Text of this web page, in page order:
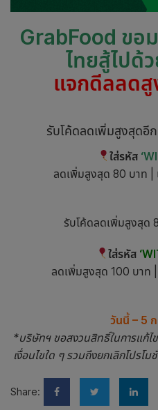
GrabFood ขอ
ไทยสู้ไปด้
แจกดีลลด
รับโค้ดลดเพิ่มสูงสุดอี
ใส่รหัส
ลดเพิ่มสูงสุด 80 บาท |
รับโค้ดลดเพิ่มสูงสุด
ใส่รหัส
ลดเพิ่มสูงสุด 100 บาท
วันนี้ – 5
*บริษัทฯ ขอสงวนสิทธิ์ในการแก้
เงื่อนไขใด ๆ รวมถึงยกเลิกโปรโ
Share: